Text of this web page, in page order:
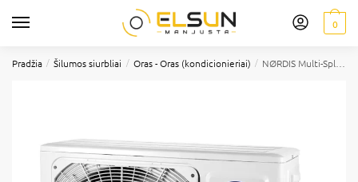
0
Pradžia / Šilumos siurbliai / Oras - Oras (kondicionieriai) / NØRDIS Multi-Split išorinis blokas, 4-jų jungčių, 9,40/9,45 kW